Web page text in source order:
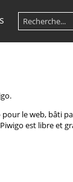
le web, bâti
est libre et